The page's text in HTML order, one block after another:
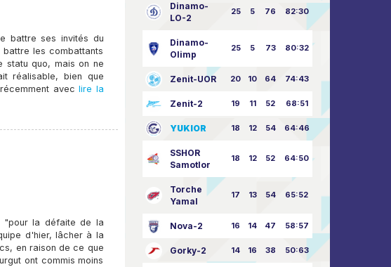
battre ses invités du
les combattants
statu quo, mais on ne
réalisable, bien que
avec lire la
"pour la défaite de la
d'hier, lâcher à la
en raison de ce que
ont commis moins
Dinamo-
LO-2
25 5 76 82:30
Dinamo-
Olimp
25 5 73 80:32
Zenit-UOR 20 10 64 74:43
Zenit-2 19 11 52 68:51
YUKIOR 18 12 54 64:46
SSHOR
Samotlor
18 12 52 64:50
Torche
Yamal
17 13 54 65:52
Nova-2 16 14 47 58:57
Gorky-2 14 16 38 50:63